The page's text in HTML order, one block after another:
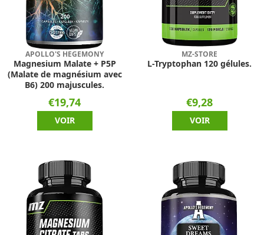
APOLLO'S HEGEMONY
Magnesium Malate + P5P
(Malate de magnésium avec
B6) 200 majuscules.
€19,74
VOIR
MZ-STORE
L-Tryptophan 120 gélules.
€9,28
VOIR